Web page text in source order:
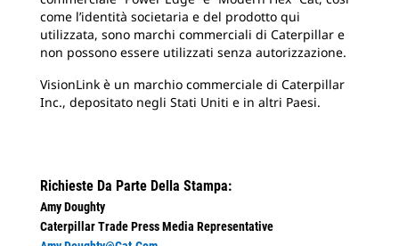
come l’identità societaria e del prodotto qui
utilizzata, sono marchi commerciali di Caterpillar e
non possono essere utilizzati senza autorizzazione.
VisionLink è un marchio commerciale di Caterpillar
Inc., depositato negli Stati Uniti e in altri Paesi.
Richieste Da Parte Della Stampa:
Amy Doughty
Caterpillar Trade Press Media Representative